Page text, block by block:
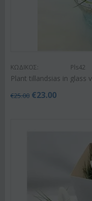
ΚΩΔΙΚΟΣ: Pls42
Plant tillandsias in glass
€25.00 €23.00